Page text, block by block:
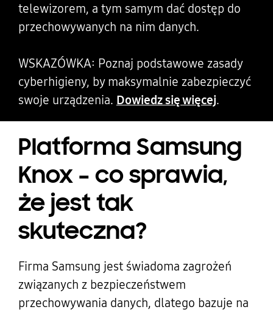
telewizorem, a tym samym dać dostęp do
przechowywanych na nim danych.
WSKAZÓWKA: Poznaj podstawowe zasady
cyberhigieny, by maksymalnie zabezpieczyć
swoje urządzenia. Dowiedz się więcej.
Platforma Samsung
Knox – co sprawia,
że jest tak
skuteczna?
Firma Samsung jest świadoma zagrożeń
związanych z bezpieczeństwem
przechowywania danych, dlatego bazuje na